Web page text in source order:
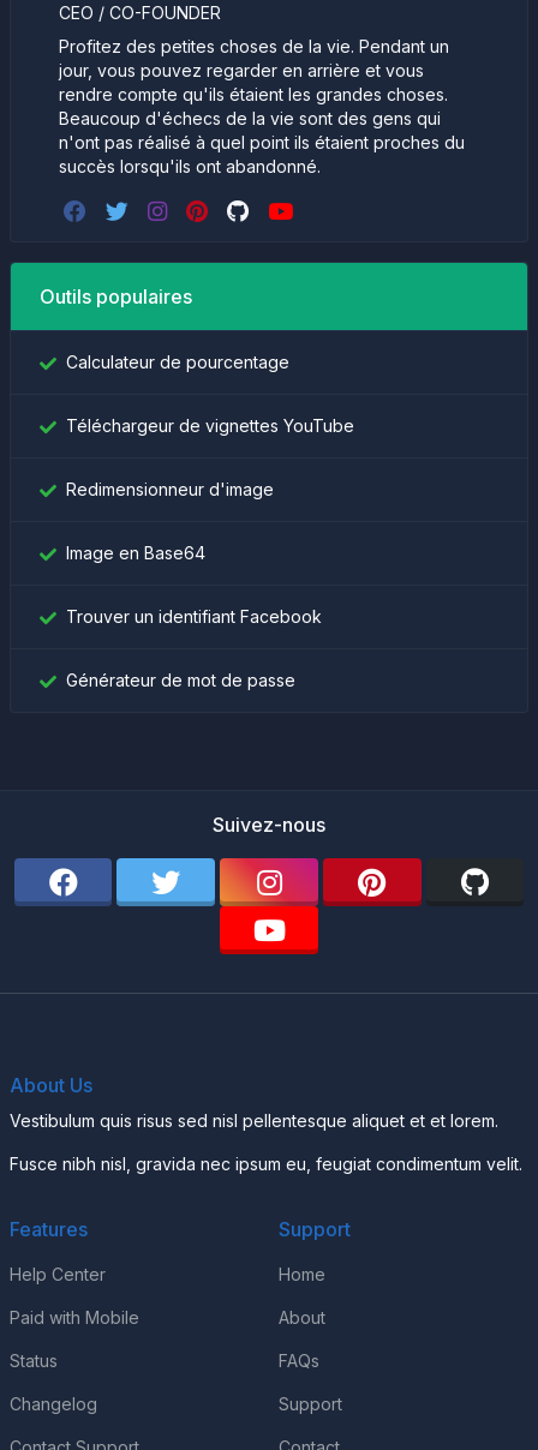
CEO / CO-FOUNDER
Profitez des petites choses de la vie. Pendant un
jour, vous pouvez regarder en arrière et vous
rendre compte qu'ils étaient les grandes choses.
Beaucoup d'échecs de la vie sont des gens qui
n'ont pas réalisé à quel point ils étaient proches du
succès lorsqu'ils ont abandonné.
Outils populaires
Calculateur de pourcentage
Téléchargeur de vignettes YouTube
Redimensionneur d'image
Image en Base64
Trouver un identifiant Facebook
Générateur de mot de passe
Suivez-nous
About Us
Vestibulum quis risus sed nisl pellentesque aliquet et et lorem.
Fusce nibh nisl, gravida nec ipsum eu, feugiat condimentum velit.
Features
Help Center
Paid with Mobile
Status
Changelog
Support
Home
About
FAQs
Support